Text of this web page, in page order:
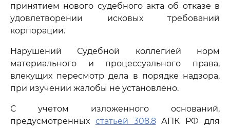
принятием нового судебного акта об отказе в
удовлетворении исковых требований
корпорации.
Нарушений Судебной коллегией норм
материального и процессуального права,
влекущих пересмотр дела в порядке надзора,
при изучении жалобы не установлено.
С учетом изложенного оснований,
предусмотренных статьей 308.8АПК РФ для